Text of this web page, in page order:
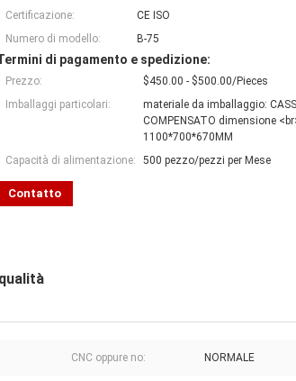
Certificazione:
CE ISO
Numero di modello:
B-75
di pagamento e spedizione:
Prezzo:
$450.00 - $500.00/Pieces
Imballaggi particolari:
materiale da imballaggio:
COMPENSATO dimensione
1100*700*670MM
Capacità di alimentazione:
500 pezzo/pezzi per Mese
Contatto
CNC oppure no: NORMALE